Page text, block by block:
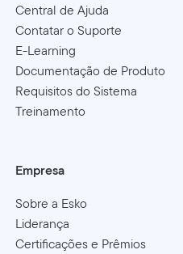
Central de Ajuda
Contatar o Suporte
E-Learning
Documentação de Produto
Requisitos do Sistema
Treinamento
Empresa
Sobre a Esko
Liderança
Certificações e Prêmios